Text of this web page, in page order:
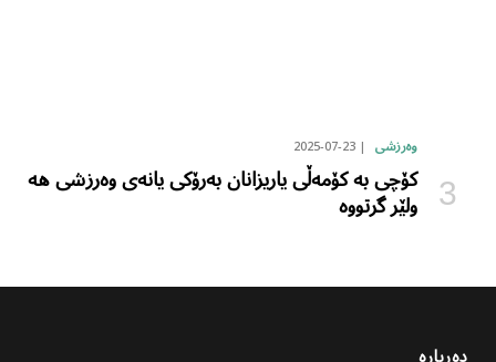
وەرزشی 2025-07-23
کۆچی بە کۆمەڵی یاریزانان بەرۆکی یانەی وەرزشی هە
ولێر گرتووە